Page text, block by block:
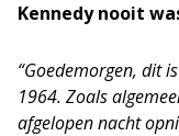
Kennedy nooit
“Goedemorgen, dit
1964. Zoals
afgelopen nacht